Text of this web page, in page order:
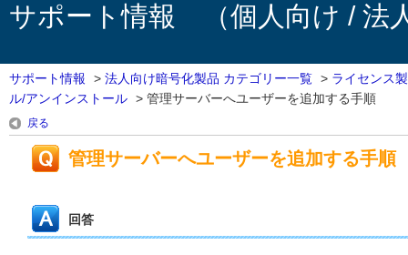
サポート情報 （個人向け / 法
サポート情報 > 法人向け暗号化製品 カテゴリー一覧 > ライセンス
ル/アンインストール > 管理サーバーへユーザーを追加する手順
戻る
管理サーバーへユーザーを追加する手順
回答